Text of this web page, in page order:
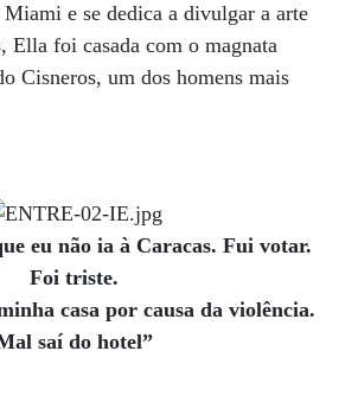
e se dedica a divulgar a arte
Ella foi casada com o magnata
Cisneros, um dos homens mais
eu não ia à Caracas. Fui votar.
Foi triste.
casa por causa da violência.
saí do hotel”